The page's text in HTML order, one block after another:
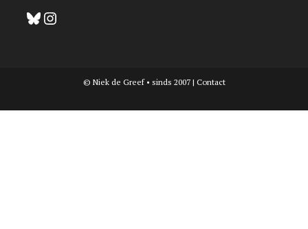
BlueskyInstagram
© Niek de Greef • sinds 2007 | Contact